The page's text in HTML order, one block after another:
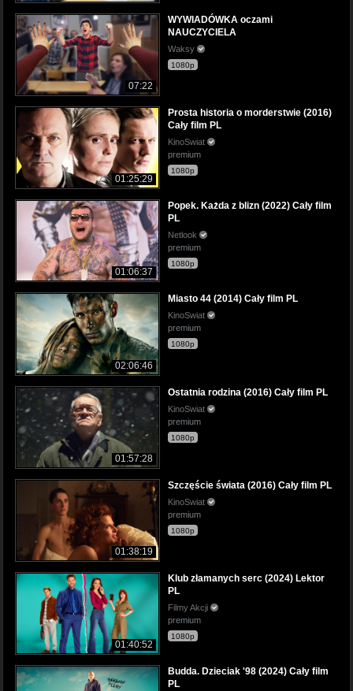
07:22
WYWIADÓWKA oczami
NAUCZYCIELA
Waksy
1080p
01:25:29
Prosta historia o morderstwie (2016)
Cały film PL
KinoSwiat
premium
1080p
01:06:37
Popek. Każda z blizn (2022) Cały film
PL
Netlook
premium
1080p
02:06:46
Miasto 44 (2014) Cały film PL
KinoSwiat
premium
1080p
01:57:28
Ostatnia rodzina (2016) Cały film PL
KinoSwiat
premium
1080p
01:38:19
Szczęście świata (2016) Cały film PL
KinoSwiat
premium
1080p
01:40:52
Klub złamanych serc (2024) Lektor
PL
Filmy Akcji
premium
1080p
Budda. Dzieciak '98 (2024) Cały film
PL